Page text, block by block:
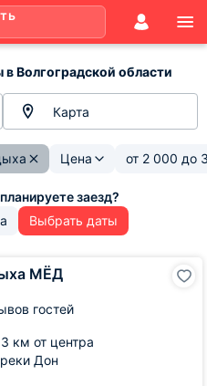
Волгоградской области
Карта
Цена от 2 000 до
Выбрать даты
МЁД
гостей
3 км от центра
Дон